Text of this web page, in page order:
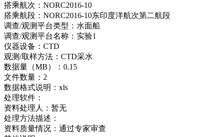
搭乘航次： NORC2016-10
搭乘航段： NORC2016-10东印度洋航次第二航段
调查/观测平台类型： 水面船
调查/观测平台名称： 实验1
仪器设备： CTD
观测/取样方法： CTD采水
数据量（MB）： 0.15
文件数量： 2
数据格式说明： xls
处理软件：
资料处理人： 暂无
处理方法描述：
资料质量情况： 通过专家审查